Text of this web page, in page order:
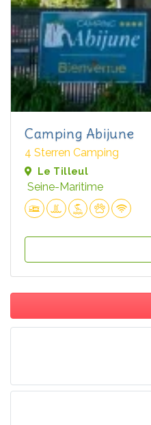
Camping Abijune
4 Sterren Camping
Le Tilleul
Seine-Maritime